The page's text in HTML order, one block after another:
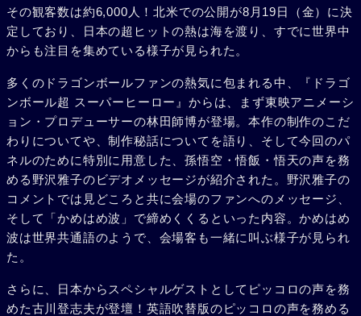
その観客数は約6,000人！北米での公開が8月19日（金）に決
定しており、日本の超ヒットの熱は海を渡り、すでに世界中
からも注目を集めている様子が見られた。
多くのドラゴンボールファンの熱気に包まれる中、『ドラゴ
ンボール超 スーパーヒーロー』からは、まず東映アニメーシ
ョン・プロデューサーの林田師博が登場。本作の制作のこだ
わりについてや、制作秘話についてを語り、そして今回のパ
ネルのために特別に用意した、孫悟空・悟飯・悟天の声を務
める野沢雅子のビデオメッセージが紹介された。野沢雅子の
コメントでは見どころと共に会場のファンへのメッセージ、
そして「かめはめ波」で締めくくるといった内容。かめはめ
波は世界共通語のようで、会場客も一緒に叫ぶ様子が見られ
た。
さらに、日本からスペシャルゲストとしてピッコロの声を務
めた古川登志夫が登壇！英語吹替版のピッコロの声を務める